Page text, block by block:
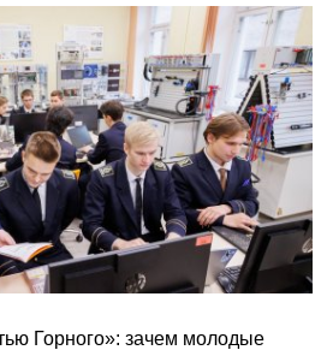
Горного»: зачем молодые